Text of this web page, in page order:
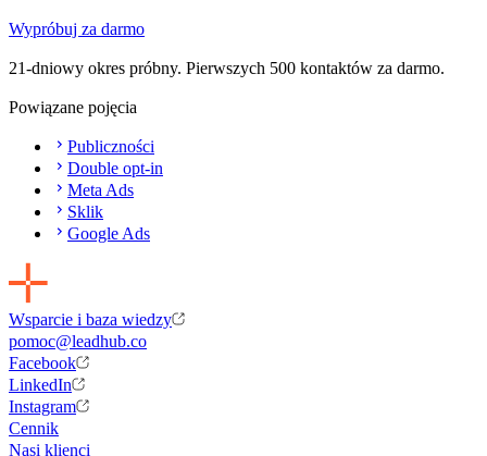
Wypróbuj za darmo
21-dniowy okres próbny. Pierwszych 500 kontaktów za darmo.
Powiązane pojęcia
Publiczności
Double opt-in
Meta Ads
Sklik
Google Ads
Wsparcie i baza wiedzy
pomoc@leadhub.co
Facebook
LinkedIn
Instagram
Cennik
Nasi klienci